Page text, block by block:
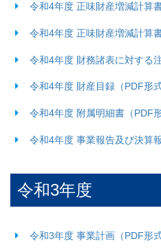
令和4年度 正味財産増減計算
令和4年度 正味財産増減計算
令和4年度 財務諸表に対する
令和4年度 財産目録（PDF形
令和4年度 附属明細書（PDF
令和4年度 事業報告及び決算
令和3年度
令和3年度 事業計画（PDF形